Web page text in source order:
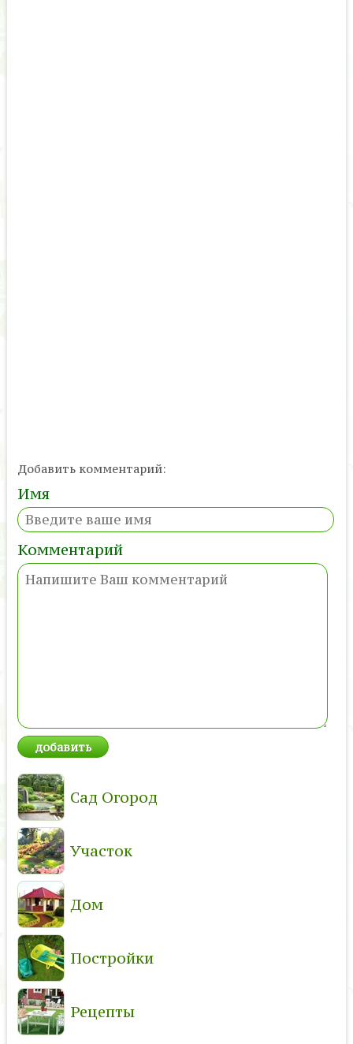
Добавить комментарий:
Имя
Комментарий
Сад Огород
Участок
Дом
Постройки
Рецепты